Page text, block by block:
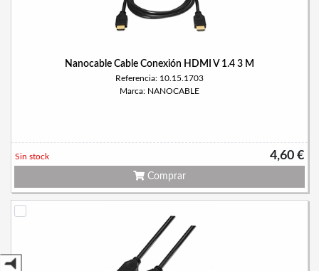
Nanocable Cable Conexión HDMI V 1.4 3 M
Referencia: 10.15.1703
Marca: NANOCABLE
4,60 €
Sin stock
Comprar